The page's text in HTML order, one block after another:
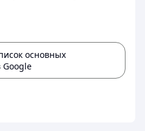
основных
Google